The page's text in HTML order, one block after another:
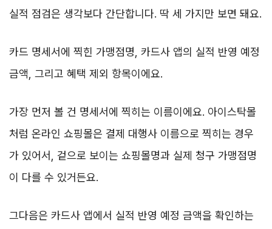
실적 점검은 생각보다 간단합니다. 딱 세 가지만 보면 돼요.
카드 명세서에 찍힌 가맹점명, 카드사 앱의 실적 반영 예정
금액, 그리고 혜택 제외 항목이에요.
가장 먼저 볼 건 명세서에 찍히는 이름이에요. 아이스탁몰
처럼 온라인 쇼핑몰은 결제 대행사 이름으로 찍히는 경우
가 있어서, 겉으로 보이는 쇼핑몰명과 실제 청구 가맹점명
이 다를 수 있거든요.
그다음은 카드사 앱에서 실적 반영 예정 금액을 확인하는